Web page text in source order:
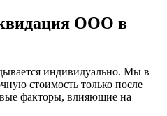
ООО в
индивидуально. Мы в
стоимость только после
факторы, влияющие на